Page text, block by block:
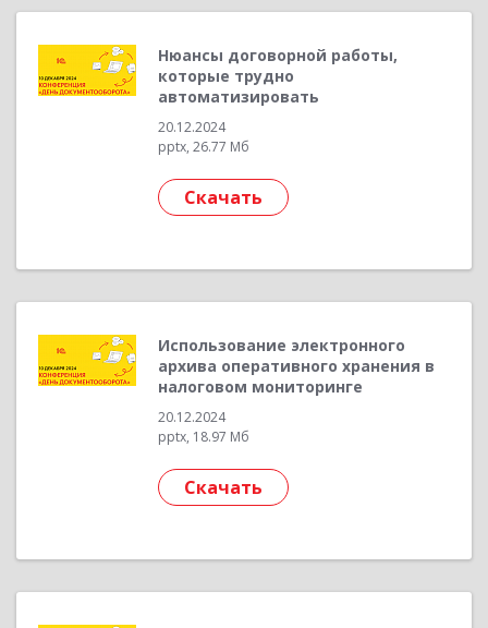
Нюансы договорной работы,
которые трудно
автоматизировать
20.12.2024
pptx, 26.77 Мб
Скачать
Использование электронного
архива оперативного хранения в
налоговом мониторинге
20.12.2024
pptx, 18.97 Мб
Скачать